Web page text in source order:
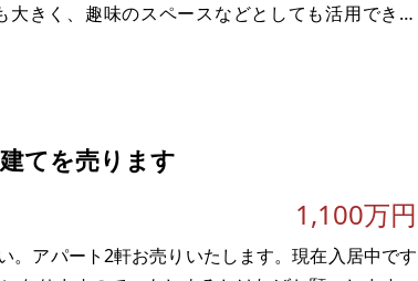
きく、趣味のスペースなどとしても活用できま
てを売ります
1,100万円
。アパート2軒お売りいたします。現在入居中です